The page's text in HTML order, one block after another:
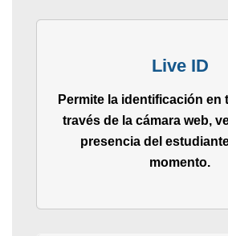
Live ID
Permite la identificación en
través de la cámara web,
presencia del
momento.